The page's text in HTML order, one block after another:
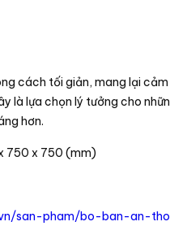
cách tối giản, mang lại
là lựa chọn lý tưởng cho
hơn.
750 x 750 (mm)
san-pham/bo-ban-an-